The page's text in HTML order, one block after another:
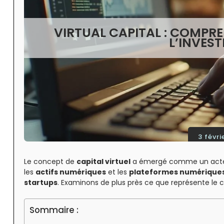
VIRTUAL CAPITAL :
3
Le concept de capital virtuel a émergé comme un
les actifs numériques et les plateformes
startups. Examinons de plus près ce que représente
Sommaire :